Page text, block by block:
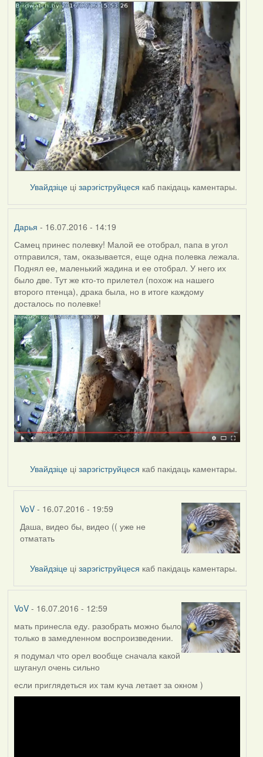
Увайдзіце цізарэгіструйцеся каб пакідаць каментары.
Дарья - 16.07.2016 - 14:19
Самец принес полевку! Малой ее отобрал, папа в угол
отправился, там, оказывается, еще одна полевка лежала.
Поднял ее, маленький жадина и ее отобрал. У него их
было две. Тут же кто-то прилетел (похож на нашего
второго птенца), драка была, но в итоге каждому
досталось по полевке!
Увайдзіце цізарэгіструйцеся каб пакідаць каментары.
VoV - 16.07.2016 - 19:59
In
reply
Даша, видео бы, видео (( уже не
отматать
Увайдзіце цізарэгіструйцеся каб пакідаць каментары.
VoV- 16.07.2016 - 12:59
мать принесла еду. разобрать можно было
только в замедленном воспроизведении.
я подумал что орел вообще сначала какой
шуганул очень сильно
если приглядеться их там куча летает за окном )